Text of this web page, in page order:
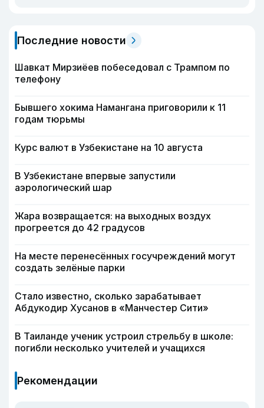
Последние новости
Шавкат Мирзиёев побеседовал с Трампом по
телефону
Бывшего хокима Намангана приговорили к 11
годам тюрьмы
Курс валют в Узбекистане на 10 августа
В Узбекистане впервые запустили
аэрологический шар
Жара возвращается: на выходных воздух
прогреется до 42 градусов
На месте перенесённых госучреждений могут
создать зелёные парки
Стало известно, сколько зарабатывает
Абдукодир Хусанов в «Манчестер Сити»
В Таиланде ученик устроил стрельбу в школе:
погибли несколько учителей и учащихся
Рекомендации